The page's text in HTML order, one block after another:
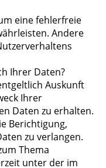
eine fehlerfreie
Andere
Ihrer Daten?
Auskunft
Ihrer
Daten zu erhalten.
Berichtigung,
zu verlangen.
Thema
unter der im